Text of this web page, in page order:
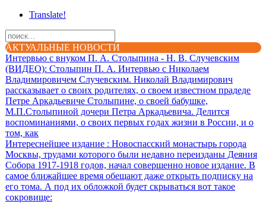
Translate!
АКТУАЛЬНЫЕ НОВОСТИ
Интервью с внуком П. А. Столыпина - Н. В. Случевским
(ВИДЕО): Столыпин П. А. Интервью с Николаем
Владимировичем Случевским. Николай Владимирович
рассказывает о своих родителях, о своем известном прадеде
Петре Аркадьевиче Столыпине, о своей бабушке,
М.П.Столыпиной дочери Петра Аркадьевича. Делится
воспоминаниями, о своих первых годах жизни в России, и о
том, как
Интереснейшее издание : Новоспасский монастырь города
Москвы, трудами которого были недавно переизданы Деяния
Собора 1917-1918 годов, начал совершенно новое издание. В
самое ближайшее время обещают даже открыть подписку на
его тома. А под их обложкой будет скрываться вот такое
сокровище: